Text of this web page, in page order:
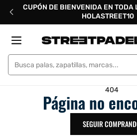
directamente
CUPÓN DE BIENVENIDA EN TODA
HOLASTREET10
Street Padel
404
Página no
SEGUIR